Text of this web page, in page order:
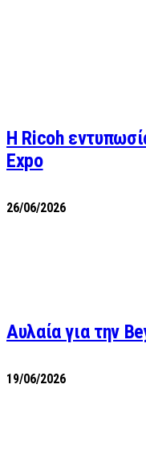
Η Ricoh
Expo
26/06/2026
Αυλαία για την
19/06/2026